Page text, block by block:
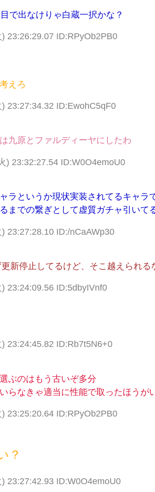
で出なけりゃ白蔵一択かな？
23:26:29.07 ID:RPyOb2PB0
えろ
23:27:34.32 ID:EwohC5qF0
九原とファルディーヤにしたわ
) 23:32:27.54 ID:W0O4emoU0
ラというか現状実装されてるキャラ
までの繋ぎとして虚質ガチャ引いて
23:27:28.10 ID:/nCaAWp30
新停止してるけど、そこ越えられ
23:24:09.56 ID:5dbyIVnf0
23:24:45.82 ID:Rb7t5N6+0
ぶのはもう古いぞ多分
らなきゃ適当に性能で取ったほうが
23:25:20.64 ID:RPyOb2PB0
？
23:27:42.93 ID:W0O4emoU0